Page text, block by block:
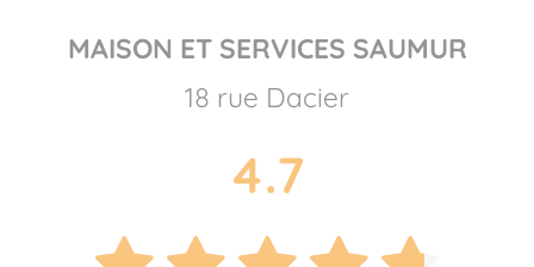
MAISON ET SERVICES SAUMUR
18 rue Dacier
4.7